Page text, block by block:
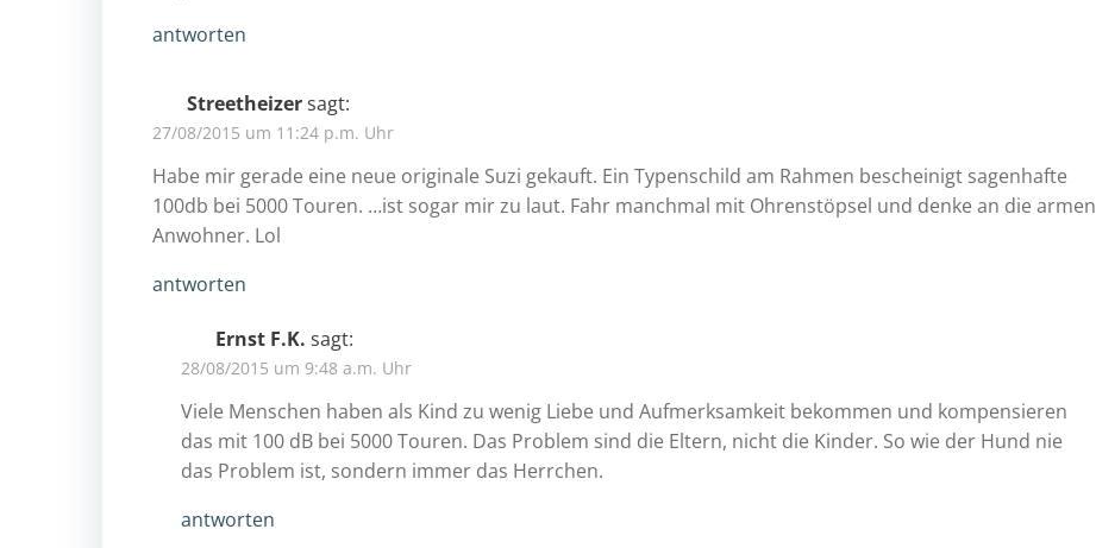
antworten
Streetheizersagt:
27/08/2015 um 11:24 p.m. Uhr
Habe mir gerade eine neue originale Suzi gekauft. Ein Typenschild am Rahmen bescheinigt sagenhafte
100db bei 5000 Touren. …ist sogar mir zu laut. Fahr manchmal mit Ohrenstöpsel und denke an die armen
Anwohner. Lol
antworten
Ernst F.K. sagt:
28/08/2015 um 9:48 a.m. Uhr
Viele Menschen haben als Kind zu wenig Liebe und Aufmerksamkeit bekommen und kompensieren
das mit 100 dB bei 5000 Touren. Das Problem sind die Eltern, nicht die Kinder. So wie der Hund nie
das Problem ist, sondern immer das Herrchen.
antworten